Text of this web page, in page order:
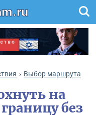
Выбор маршрута
на
без